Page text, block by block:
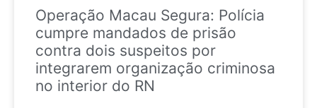
Operação Macau Segura: Polícia
cumpre mandados de prisão
contra dois suspeitos por
integrarem organização criminosa
no interior do RN